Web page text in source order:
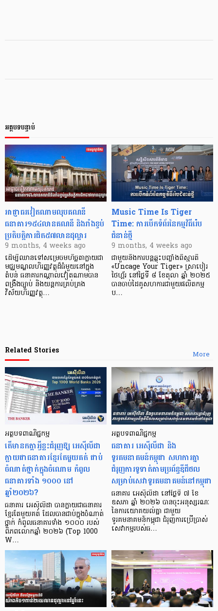
អត្ថបទបន្ទាប់
អាជ្ញាធរវៀតណាមលុបគណនី
ធនាគារ១៥៤លានគណនី និងរាំងខ្ទប់
ប្រតិបត្តិការជិត៥៧លានដុល្លារ
9 months, 4 weeks ago
ដើម្បីឈានទៅសម្រេចមហិច្ឆតាក្លាយជា
មជ្ឈមណ្ឌលហិរញ្ញវត្ថុដ៏ធំមួយនៅក្នុង
តំបន់ ធនាគារកណ្តាលវៀតណាមបាន
ពង្រឹងច្បាប់ និងយន្តការគ្រប់គ្រង
វិស័យហិរញ្ញវត្ថុ…
Music Time Is Tiger
Time: ការបើកទំព័រនៃកម្មវិធីរ៉េប
ជំនាន់ថ្មី
9 months, 4 weeks ago
ជាមួយនឹងការបន្តឆ្លុះបញ្ចាំងពីស្មារតី
«Uncage Your Tiger» ស្រាបៀរ
ថៃហ្គ័រ នៅថ្ងៃទី ៨ ខែតុលា ឆ្នាំ ២០២៥
បានចាប់ដៃគូសហការជាមួយផលិតកម្ម
ប…
More
Related Stories
អត្ថបទពាណិជ្ជកម្ម
តើមានកត្តាអ្វីខ្លះជំរុញឱ្យ អេស៊ីលីដា
ក្លាយជាធនាគារខ្មែរតែមួយគត់ ជាប់
ចំណាត់ថ្នាក់ក្នុងចំណោម កំពូល
ធនាគារទាំង ១០០០ នៅ
ឆ្នាំ២០២៦?
ធនាគារ អេស៊ីលីដា បានក្លាយជាធនាគារ
ខ្មែរតែមួយគត់ ដែលបានជាប់ក្នុងចំណាត់
ថ្នាក់ កំពូលធនាគារទាំង ១០០០ របស់
ពិភពលោកឆ្នាំ ២០២៦ (Top 1000
W…
អត្ថបទពាណិជ្ជកម្ម
ធនាគារ អេស៊ីលីដា និង
ទូរគមនាគមន៍កម្ពុជា សហការគ្នា
ជំរុញការទូទាត់តាមប្រព័ន្ធឌីជីថល
សម្រាប់សេវាទូរគមនាគមន៍នៅកម្ពុជា
ធនាគារ អេស៊ីលីដា នៅថ្ងៃទី ៧ ខែ
ឧសភា ឆ្នាំ ២០២៦ បានចុះអនុស្សរណៈ
នៃការយោគយល់គ្នា ជាមួយ
ទូរគមនាគមន៍កម្ពុជា ជំរុញការប្រើប្រាស់
សេវាកម្មរបស់ធ…